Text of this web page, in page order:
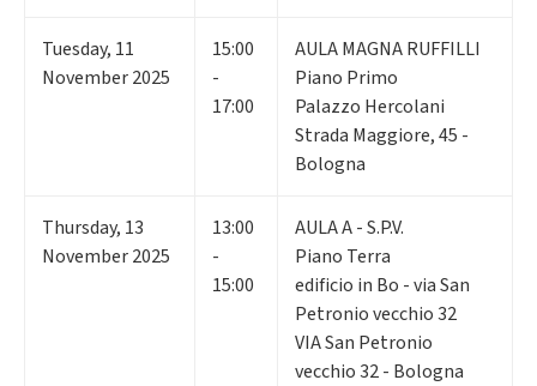
Tuesday, 11
November 2025
15:00
-
17:00
AULA MAGNA RUFFILLI
Piano Primo
Palazzo Hercolani
Strada Maggiore, 45 -
Bologna
Thursday, 13
November 2025
13:00
-
15:00
AULA A - S.P.V.
Piano Terra
edificio in Bo - via San
Petronio vecchio 32
VIA San Petronio
vecchio 32 - Bologna